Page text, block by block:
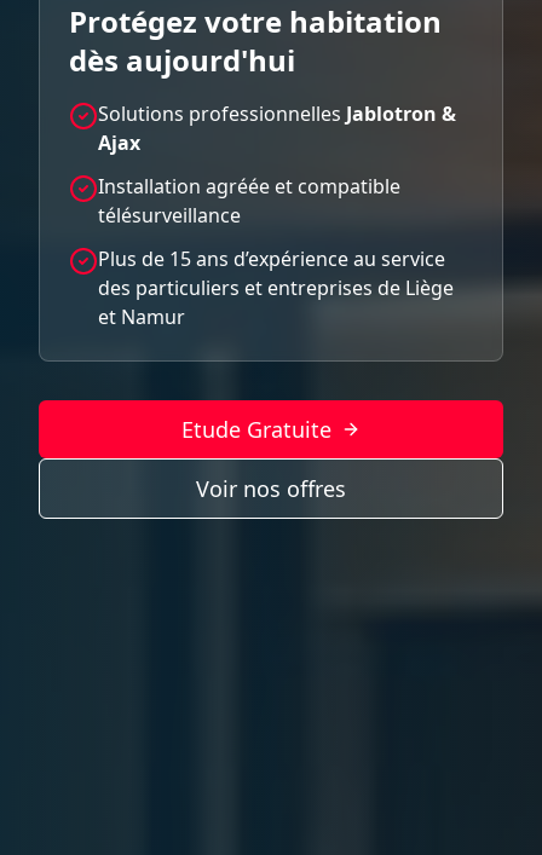
Protégez votre habitation
dès aujourd'hui
Solutions professionnelles Jablotron &
Ajax
Installation agréée et compatible
télésurveillance
Plus de 15 ans d’expérience au service
des particuliers et entreprises de Liège
et Namur
Etude Gratuite
Voir nos offres